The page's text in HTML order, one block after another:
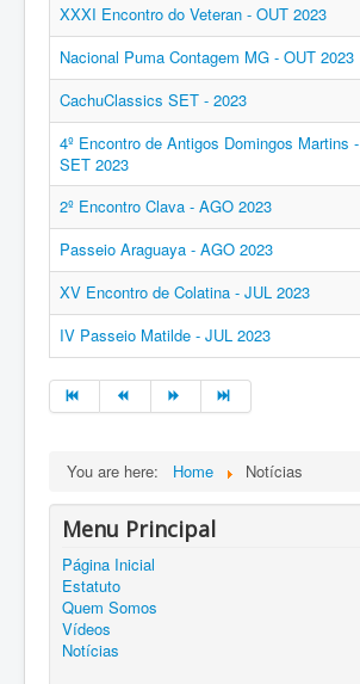
XXXI Encontro do Veteran - OUT 2023
Nacional Puma Contagem MG - OUT 2023
CachuClassics SET - 2023
4º Encontro de Antigos Domingos Martins -
SET 2023
2º Encontro Clava - AGO 2023
Passeio Araguaya - AGO 2023
XV Encontro de Colatina - JUL 2023
IV Passeio Matilde - JUL 2023
You are here: Home Notícias
Menu Principal
Página Inicial
Estatuto
Quem Somos
Vídeos
Notícias